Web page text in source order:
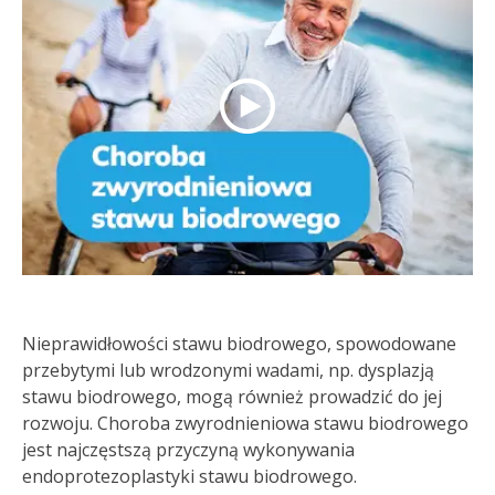
Nieprawidłowości stawu biodrowego, spowodowane
przebytymi lub wrodzonymi wadami, np. dysplazją
stawu biodrowego, mogą również prowadzić do jej
rozwoju. Choroba zwyrodnieniowa stawu biodrowego
jest najczęstszą przyczyną wykonywania
endoprotezoplastyki stawu biodrowego.